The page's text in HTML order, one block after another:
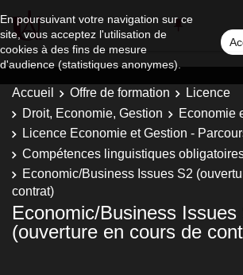
En poursuivant votre navigation sur ce
site, vous acceptez l'utilisation de
cookies à des fins de mesure
d'audience (statistiques anonymes).
Accueil Offre de formation
Licence
Droit, Economie, Gestion
Economie
Licence Economie et Gestion -
Compétences linguistiques
Economic/Business Issues S2
contrat)
Economic/Business Issues
(ouverture en cours de